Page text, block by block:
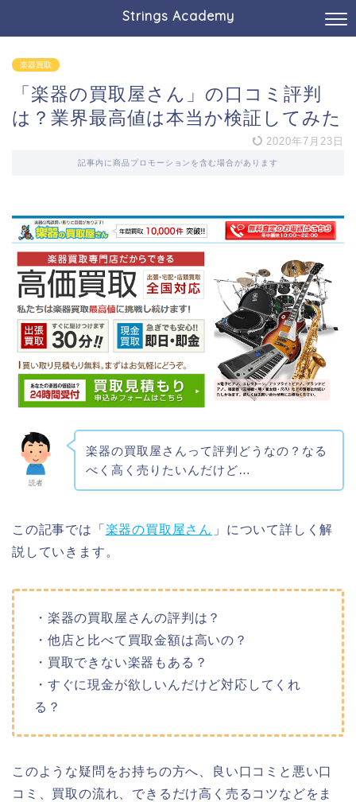
Strings Academy
楽器買取
「楽器の買取屋さん」の口コミ評判
は？業界最高値は本当か検証してみた
2020年7月23日
記事内に商品プロモーションを含む場合があります
読者
楽器の買取屋さんって評判どうなの？なる
べく高く売りたいんだけど…
この記事では「 楽器の買取屋さん 」について詳しく解
説していきます。
・楽器の買取屋さんの評判は？
・他店と比べて買取金額は高いの？
・買取できない楽器もある？
・すぐに現金が欲しいんだけど対応してくれ
る？
このような疑問をお持ちの方へ、良い口コミと悪い口
コミ、買取の流れ、できるだけ高く売るコツなどをま